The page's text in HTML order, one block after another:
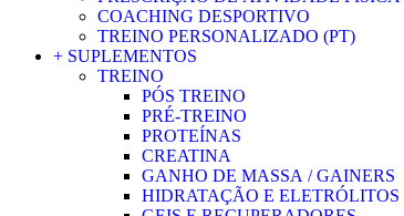
COACHING DESPORTIVO
TREINO PERSONALIZADO (PT)
+ SUPLEMENTOS
TREINO
PÓS TREINO
PRÉ-TREINO
PROTEÍNAS
CREATINA
GANHO DE MASSA / GAINERS
HIDRATAÇÃO E ELETRÓLITOS